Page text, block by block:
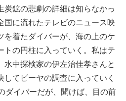
鉱の悲劇の詳細は知らなかっ
国に流れたテレビのニュース映
を着たダイバーが、海の上のケ
トの円柱に入っていく。私はテ
水中探検家の伊左治佳孝さんと
てピーヤの調査に入っていく
ダイバーだが、聞けば、目の前